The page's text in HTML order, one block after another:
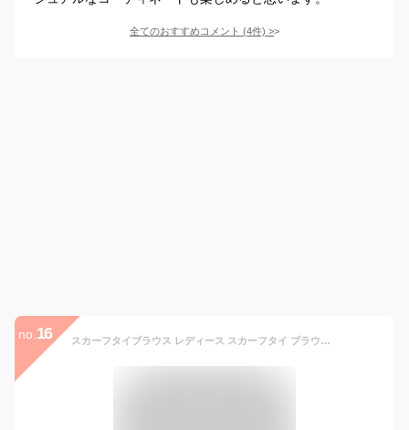
全てのおすすめコメント (4件) >
no. 16 スカーフタイブラウス レディース スカーフタイ ブラウス スカーフ タイ ボウタイ 長袖 トップス バンドカラー フォーマル オフィス カジュアル 柄ブラウス 長袖ブラウス キレイめブラウス 送料無料 ≪ゆうメール便配送10・代引不可≫